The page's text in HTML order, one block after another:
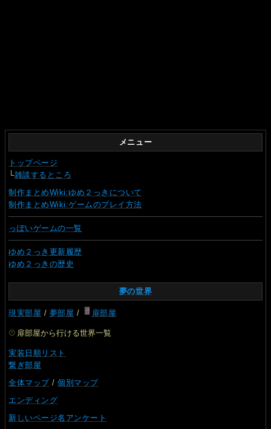
メニュー
トップページ
└雑談するところ
制作まとめWiki:ゆめ２っきについて
制作まとめWiki:ゲームのプレイ方法
っぽいゲームの一覧
ゆめ２っき更新履歴
ゆめ２っきの歴史
夢の世界
現実部屋 / 夢部屋 / 扉部屋
扉部屋から行ける世界一覧
実装日順リスト
繋ぎ部屋
全体マップ/個別マップ
エンディング
新しいページ名アンケート